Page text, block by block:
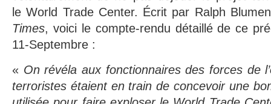
le World Trade Center. Écrit par Ralph
Times, voici le compte-rendu détaillé de ce
11-Septembre :
« On révéla aux fonctionnaires des forces de
terroristes étaient en train de concevoir une